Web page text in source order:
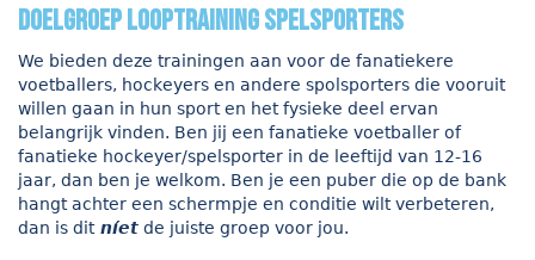
doelgroep looptraining spelsporters
We bieden deze trainingen aan voor de fanatiekere
voetballers, hockeyers en andere spolsporters die vooruit
willen gaan in hun sport en het fysieke deel ervan
belangrijk vinden. Ben jij een fanatieke voetballer of
fanatieke hockeyer/spelsporter in de leeftijd van 12-16
jaar, dan ben je welkom. Ben je een puber die op de bank
hangt achter een schermpje en conditie wilt verbeteren,
dan is ditníet de juiste groep voor jou.